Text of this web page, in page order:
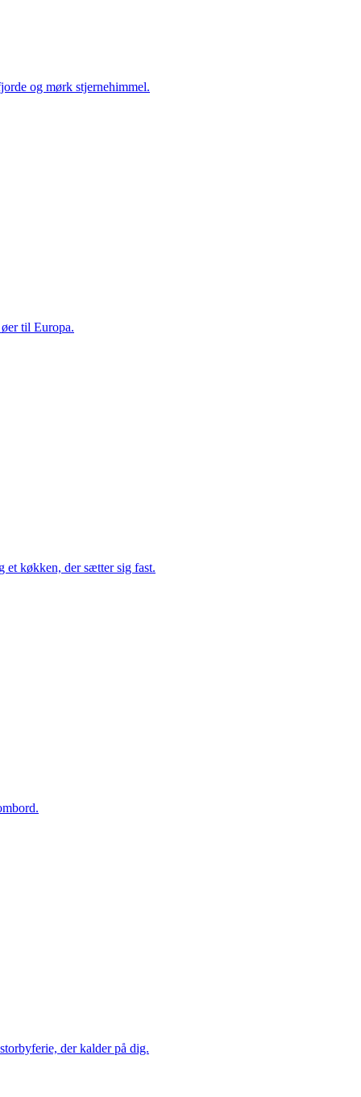
og mørk stjernehimmel.
til Europa.
et køkken, der sætter sig fast.
der kalder på dig.